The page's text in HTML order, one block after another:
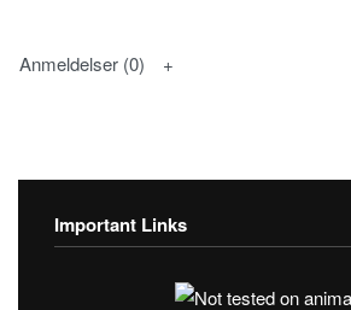
Anmeldelser (0)
Important Links
Fortrolighedspolitik